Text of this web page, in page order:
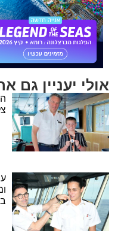
אולי יעניין גם
צלל